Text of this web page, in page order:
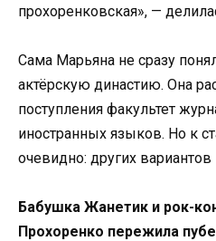
прохоренковская», —
Сама Марьяна не сразу
актёрскую династию. Она
поступления факультет
иностранных языков. Но к
очевидно: других вариантов
Бабушка Жанетик и рок-
Прохоренко пережила